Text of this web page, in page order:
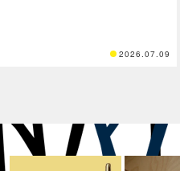
2026.07.09